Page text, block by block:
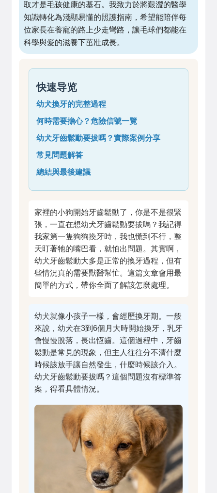
取才是毛孩健康的基石。我致力於將艱澀的醫學
知識轉化為淺顯易懂的照護指南，希望能陪伴每
位家長在養寵的路上少走彎路，讓毛球們都能在
科學與愛的滋養下茁壯成長。
快速导览
幼犬換牙的完整過程
何時需要擔心？危險信號一覽
幼犬牙齒鬆動要拔嗎？實際案例分享
常見問題解答
總結與最後建議
家裡的小狗開始牙齒鬆動了，你是不是很緊
張，一直在想幼犬牙齒鬆動要拔嗎？我記得
我家第一隻狗狗換牙時，我也慌到不行，整
天盯著牠的嘴巴看，就怕出問題。其實啊，
幼犬牙齒鬆動大多是正常的換牙過程，但有
些情況真的需要獸醫幫忙。這篇文章會用最
簡單的方式，帶你全面了解該怎麼處理。
幼犬就像小孩子一樣，會經歷換牙期。一般
來說，幼犬在3到6個月大時開始換牙，乳牙
會慢慢脫落，長出恆齒。這個過程中，牙齒
鬆動是常見的現象，但主人往往分不清什麼
時候該放手讓自然發生，什麼時候該介入。
幼犬牙齒鬆動要拔嗎？這個問題沒有標準答
案，得看具體情況。